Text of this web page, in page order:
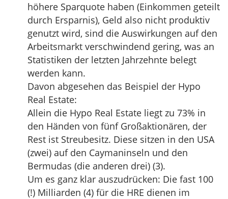
höhere Sparquote haben (Einkommen geteilt
durch Ersparnis), Geld also nicht produktiv
genutzt wird, sind die Auswirkungen auf den
Arbeitsmarkt verschwindend gering, was an
Statistiken der letzten Jahrzehnte belegt
werden kann.
Davon abgesehen das Beispiel der Hypo
Real Estate:
Allein die Hypo Real Estate liegt zu 73% in
den Händen von fünf Großaktionären, der
Rest ist Streubesitz. Diese sitzen in den USA
(zwei) auf den Caymaninseln und den
Bermudas (die anderen drei) (3).
Um es ganz klar auszudrücken: Die fast 100
(!) Milliarden (4) für die HRE dienen im